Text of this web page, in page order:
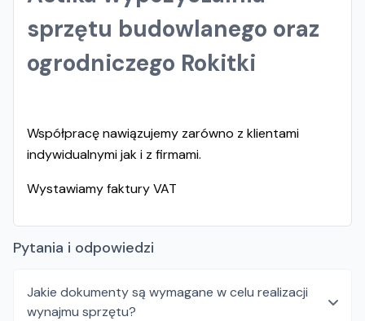
sprzętu budowlanego oraz
ogrodniczego Rokitki
Współpracę nawiązujemy zarówno z klientami
indywidualnymi jak i z firmami.
Wystawiamy faktury VAT
Pytania i odpowiedzi
Jakie dokumenty są wymagane w celu realizacji
wynajmu sprzętu?